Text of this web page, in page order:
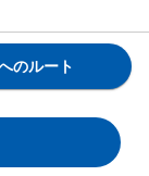
のルート